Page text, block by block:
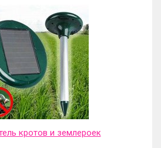
кротов и землероек